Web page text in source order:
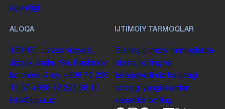
agentligi
ALOQA
130100. Jizzax viloyati,
Jizzax shahri, Sh. Rashidov
koʻchasi, 4-uy. +998 72 226
13 57 +998 72 226 68 10
info@jdpu.uz
IJTIMOIY TARMOQLAR
Bizning ijtimoiy tarmoqlarda
obuna boʻling va
taraqqiyotimiz haqidagi
soʻnggi yangiliklardan
xabardor boʻling.